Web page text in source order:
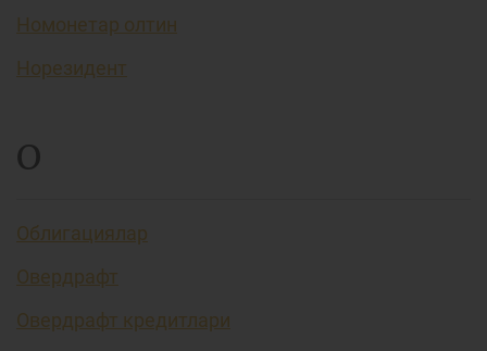
Номонетар олтин
Норезидент
О
Облигациялар
Овердрафт
Овердрафт кредитлари